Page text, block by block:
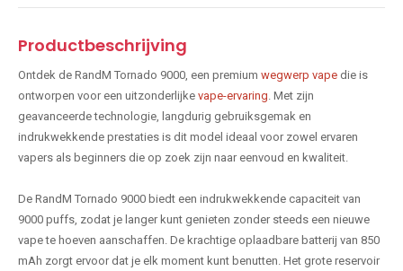
Productbeschrijving
Ontdek de RandM Tornado 9000, een premium wegwerp vape die is
ontworpen voor een uitzonderlijke vape-ervaring . Met zijn
geavanceerde technologie, langdurig gebruiksgemak en
indrukwekkende prestaties is dit model ideaal voor zowel ervaren
vapers als beginners die op zoek zijn naar eenvoud en kwaliteit.
De RandM Tornado 9000 biedt een indrukwekkende capaciteit van
9000 puffs, zodat je langer kunt genieten zonder steeds een nieuwe
vape te hoeven aanschaffen. De krachtige oplaadbare batterij van 850
mAh zorgt ervoor dat je elk moment kunt benutten. Het grote reservoir